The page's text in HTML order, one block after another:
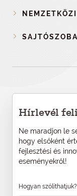
SAJTÓSZOBA
Hírlevél
Ne maradjon le
hogy elsőként
fejlesztési és
eseményekről!
Hogyan szólíthatjuk?